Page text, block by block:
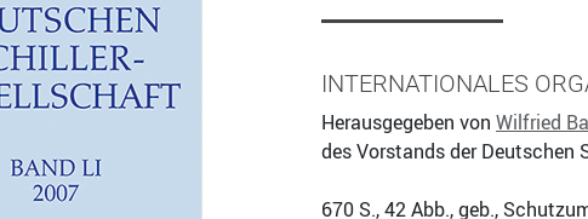
INTERNATIONALES
Herausgegeben von Wilfried
des Vorstands der Deutschen
670 S., 42 Abb., geb.,